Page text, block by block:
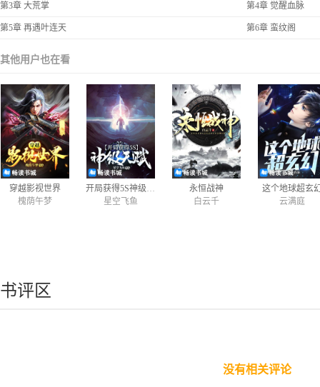
第3章 大荒掌 第4章 觉醒血脉
第5章 再遇叶连天 第6章 蛮纹阁
其他用户也在看
穿越影视世界
槐荫午梦
开局获得5S神级天赋
星空飞鱼
永恒战神
白云千
这个地球超玄
云满庭
书评区
没有相关评论